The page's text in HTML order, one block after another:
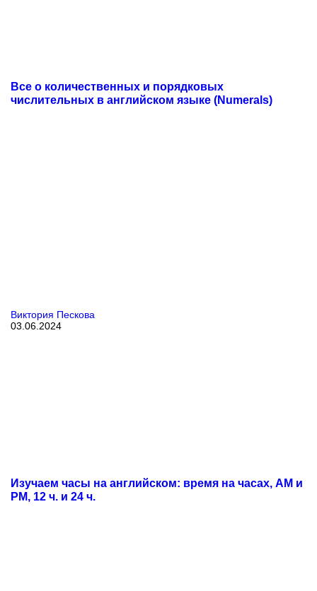
Все о количественных и порядковых
числительных в английском языке (Numerals)
Виктория Пескова
03.06.2024
Изучаем часы на английском: время на часах, AM и
PM, 12 ч. и 24 ч.